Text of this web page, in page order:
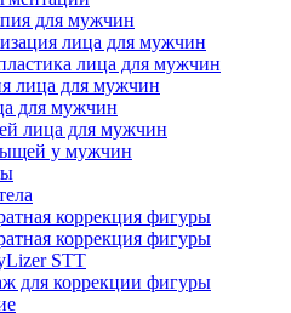
для мужчин
лица для мужчин
лица для мужчин
лица для мужчин
для мужчин
лица для мужчин
у мужчин
коррекция фигуры
коррекция фигуры
STT
для коррекции фигуры